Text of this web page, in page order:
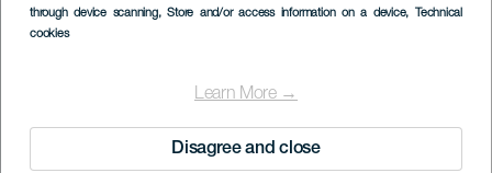
through device scanning, Store and/or access information on a device, Technical
cookies
Learn More →
Disagree and close